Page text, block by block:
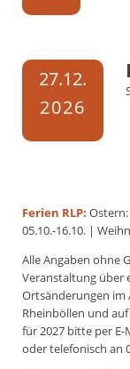
27.12.
2026
Ferien RLP:
05.10.-16.10. |
Alle Angaben ohne
Veranstaltung über
Ortsänderungen im
Rheinböllen und
für 2027 bitte per E-
oder telefonisch an